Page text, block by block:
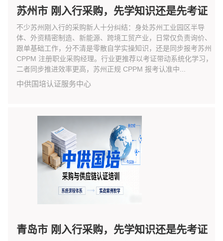
苏州市 刚入行采购，先学知识还是先考证
不少苏州刚入行的采购新人十分纠结：身处苏州工业园区半导
体、外资精密制造、新能源、跨境工贸产业，日常仅负责询价、
跟单基础工作，分不清是零散自学实操知识，还是同步报考苏州
CPPM 注册职业采购经理。行业更推荐以考证带动系统化学习，
二者同步推进效率更高，苏州正规 CPPM 报考认准中...
中供国培认证服务中心
青岛市 刚入行采购，先学知识还是先考证